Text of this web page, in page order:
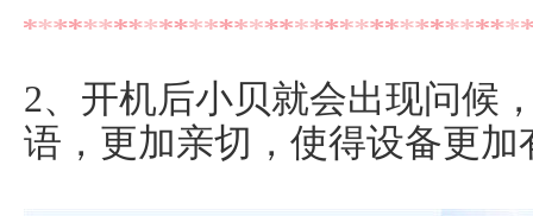
2、开机后小贝就会出现问候
语，更加亲切，使得设备更加